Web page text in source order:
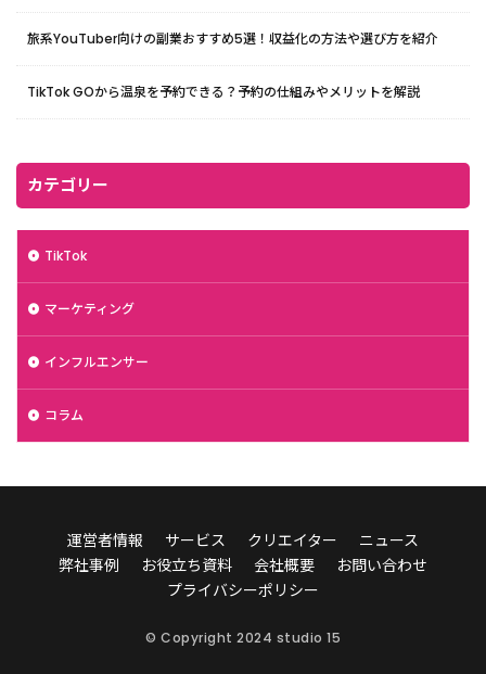
旅系YouTuber向けの副業おすすめ5選！収益化の方法や選び方を紹介
TikTok GOから温泉を予約できる？予約の仕組みやメリットを解説
カテゴリー
TikTok
マーケティング
インフルエンサー
コラム
運営者情報 サービス クリエイター
ニュース
弊社事例
お役立ち資料 会社概要
お問い合わせ
プライバシーポリシー
© Copyright 2024 studio 15